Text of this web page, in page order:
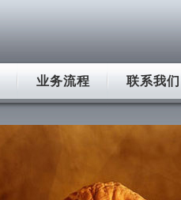
业务流程 联系我们